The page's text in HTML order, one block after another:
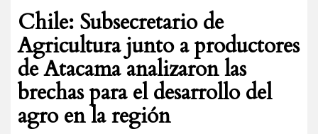
Chile: Subsecretario de
Agricultura junto a productores
de Atacama analizaron las
brechas para el desarrollo del
agro en la región